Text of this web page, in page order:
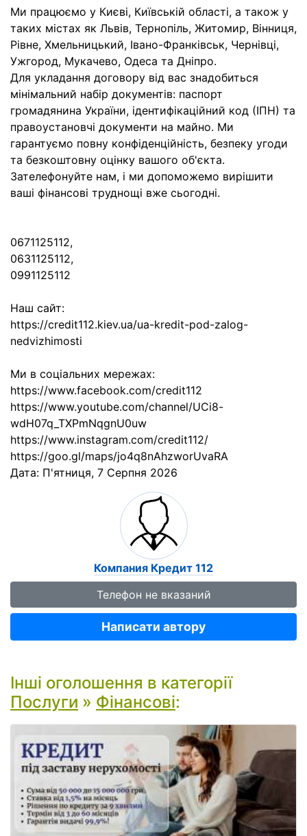
Ми працюємо у Києві, Київській області, а також у
таких містах як Львів, Тернопіль, Житомир, Вінниця,
Рівне, Хмельницький, Івано-Франківськ, Чернівці,
Ужгород, Мукачево, Одеса та Дніпро.
Для укладання договору від вас знадобиться
мінімальний набір документів: паспорт
громадянина України, ідентифікаційний код (ІПН) та
правоустановчі документи на майно. Ми
гарантуємо повну конфіденційність, безпеку угоди
та безкоштовну оцінку вашого об'єкта.
Зателефонуйте нам, і ми допоможемо вирішити
ваші фінансові труднощі вже сьогодні.
0671125112,
0631125112,
0991125112
Наш сайт:
https://credit112.kiev.ua/ua-kredit-pod-zalog-
nedvizhimosti
Ми в соціальних мережах:
https://www.facebook.com/credit112
https://www.youtube.com/channel/UCi8-
wdH07q_TXPmNqgnU0uw
https://www.instagram.com/credit112/
https://goo.gl/maps/jo4q8nAhzworUvaRA
Дата: П'ятниця, 7 Серпня 2026
Компания Кредит 112
Телефон не вказаний
Написати автору
Інші оголошення в категорії
Послуги » Фінансові: